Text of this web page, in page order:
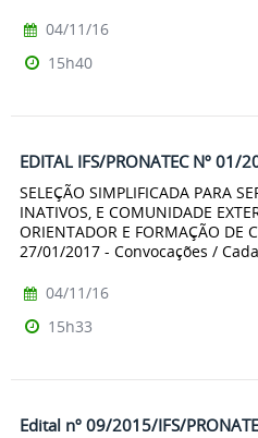
04/11/16
15h40
EDITAL IFS/PRONATEC Nº 01/
SELEÇÃO SIMPLIFICADA PARA
INATIVOS, E COMUNIDADE
ORIENTADOR E FORMAÇÃO DE
27/01/2017 - Convocações /
04/11/16
15h33
Edital nº 09/2015/IFS/